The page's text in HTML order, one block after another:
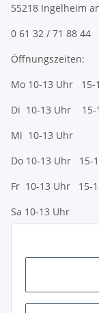
55218 Ingelheim
0 61 32 / 71 88 44
Öffnungszeiten:
Mo 10-13 Uhr 15-
Di 10-13 Uhr 15-
Mi 10-13 Uhr
Do 10-13 Uhr 15-
Fr 10-13 Uhr 15-
Sa 10-13 Uhr
Vorkasse (per